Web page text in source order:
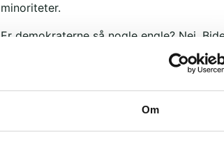
Om
minoriteter.
Er demokraterne så nogle engle? Nej.
for skrald. Kamala mener Trump er
vender og drejer det, så er
Befolkningen i USA har vendt sig mod
polariseringen og afstanden vokser. Det